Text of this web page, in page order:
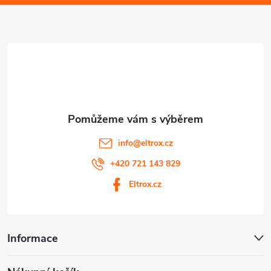
s
a
info@eltrox.cz
+420 721 143 829
Eltrox.cz
Informace